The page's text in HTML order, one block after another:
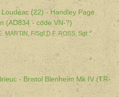
(22) - Handley Page
(AD834 - code VN-?)
MARTIN, F/Sgt D.F. ROSS, Sgt
- Bristol Blenheim Mk IV (TR-